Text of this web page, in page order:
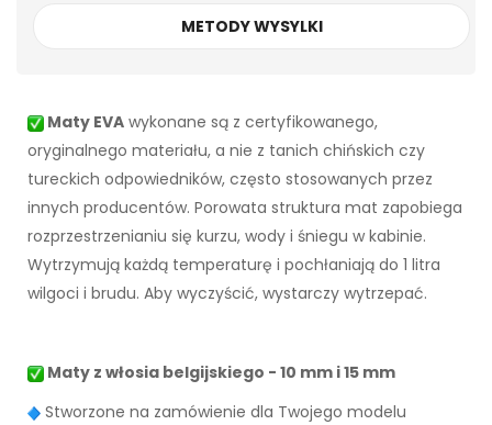
METODY WYSYLKI
Maty EVA wykonane są z certyfikowanego,
oryginalnego materiału, a nie z tanich chińskich czy
tureckich odpowiedników, często stosowanych przez
innych producentów. Porowata struktura mat zapobiega
rozprzestrzenianiu się kurzu, wody i śniegu w kabinie.
Wytrzymują każdą temperaturę i pochłaniają do 1 litra
wilgoci i brudu. Aby wyczyścić, wystarczy wytrzepać.
Maty z włosia belgijskiego - 10 mm i 15 mm
Stworzone na zamówienie dla Twojego modelu